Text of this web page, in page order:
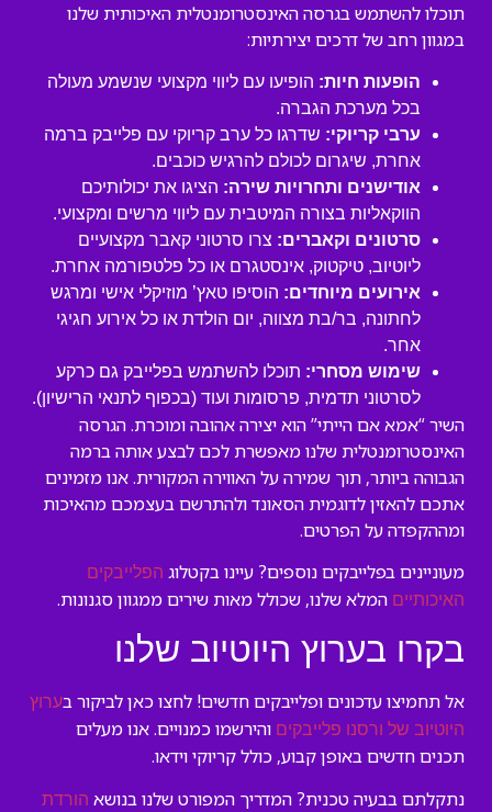
תוכלו להשתמש בגרסה האינסטרומנטלית האיכותית שלנו
במגוון רחב של דרכים יצירתיות:
הופעות חיות: הופיעו עם ליווי מקצועי שנשמע מעולה
בכל מערכת הגברה.
ערבי קריוקי: שדרגו כל ערב קריוקי עם פלייבק ברמה
אחרת, שיגרום לכולם להרגיש כוכבים.
אודישנים ותחרויות שירה: הציגו את יכולותיכם
הווקאליות בצורה המיטבית עם ליווי מרשים ומקצועי.
סרטונים וקאברים: צרו סרטוני קאבר מקצועיים
ליוטיוב, טיקטוק, אינסטגרם או כל פלטפורמה אחרת.
אירועים מיוחדים: הוסיפו טאץ’ מוזיקלי אישי ומרגש
לחתונה, בר/בת מצווה, יום הולדת או כל אירוע חגיגי
אחר.
שימוש מסחרי: תוכלו להשתמש בפלייבק גם כרקע
לסרטוני תדמית, פרסומות ועוד (בכפוף לתנאי הרישיון).
השיר “אמא אם הייתי” הוא יצירה אהובה ומוכרת. הגרסה
האינסטרומנטלית שלנו מאפשרת לכם לבצע אותה ברמה
הגבוהה ביותר, תוך שמירה על האווירה המקורית. אנו מזמינים
אתכם להאזין לדוגמית הסאונד ולהתרשם בעצמכם מהאיכות
ומההקפדה על הפרטים.
מעוניינים בפלייבקים נוספים? עיינו בקטלוג הפלייבקים
האיכותיים המלא שלנו, שכולל מאות שירים ממגוון סגנונות.
בקרו בערוץ היוטיוב שלנו
אל תחמיצו עדכונים ופלייבקים חדשים! לחצו כאן לביקור בערוץ
היוטיוב של ורסנו פלייבקים והירשמו כמנויים. אנו מעלים
תכנים חדשים באופן קבוע, כולל קריוקי וידאו.
נתקלתם בבעיה טכנית? המדריך המפורט שלנו בנושא הורדת